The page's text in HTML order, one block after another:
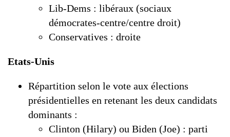
Lib-Dems : libéraux (sociaux
démocrates-centre/centre droit)
Conservatives : droite
Etats-Unis
Répartition selon le vote aux élections
présidentielles en retenant les deux candidats
dominants :
Clinton (Hilary) ou Biden (Joe) : parti